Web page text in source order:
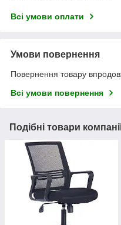
Всі умови оплати
Умови повернення
Повернення товару
Всі умови повернення
Подібні товари